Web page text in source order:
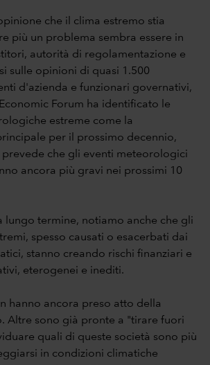
che il clima estremo stia
più un problema sembra essere in
autorità di regolamentazione e
sulle opinioni di quasi 1.500
d'azienda e funzionari governativi,
Forum ha identificato le
estreme come la
per il prossimo decennio,
prevede che gli eventi meteorologici
ancora più gravi nei prossimi 10
lungo termine, notiamo anche che gli
spesso causati o esacerbati dai
stanno creando rischi finanziari e
eterogenei e inediti.
hanno ancora preso atto della
Altre sono già pronte a "tirare fuori
quali di queste società sono più
in condizioni climatiche